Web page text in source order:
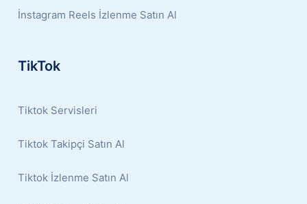
İnstagram Reels İzlenme Satın Al
TikTok
Tiktok Servisleri
Tiktok Takipçi Satın Al
Tiktok İzlenme Satın Al